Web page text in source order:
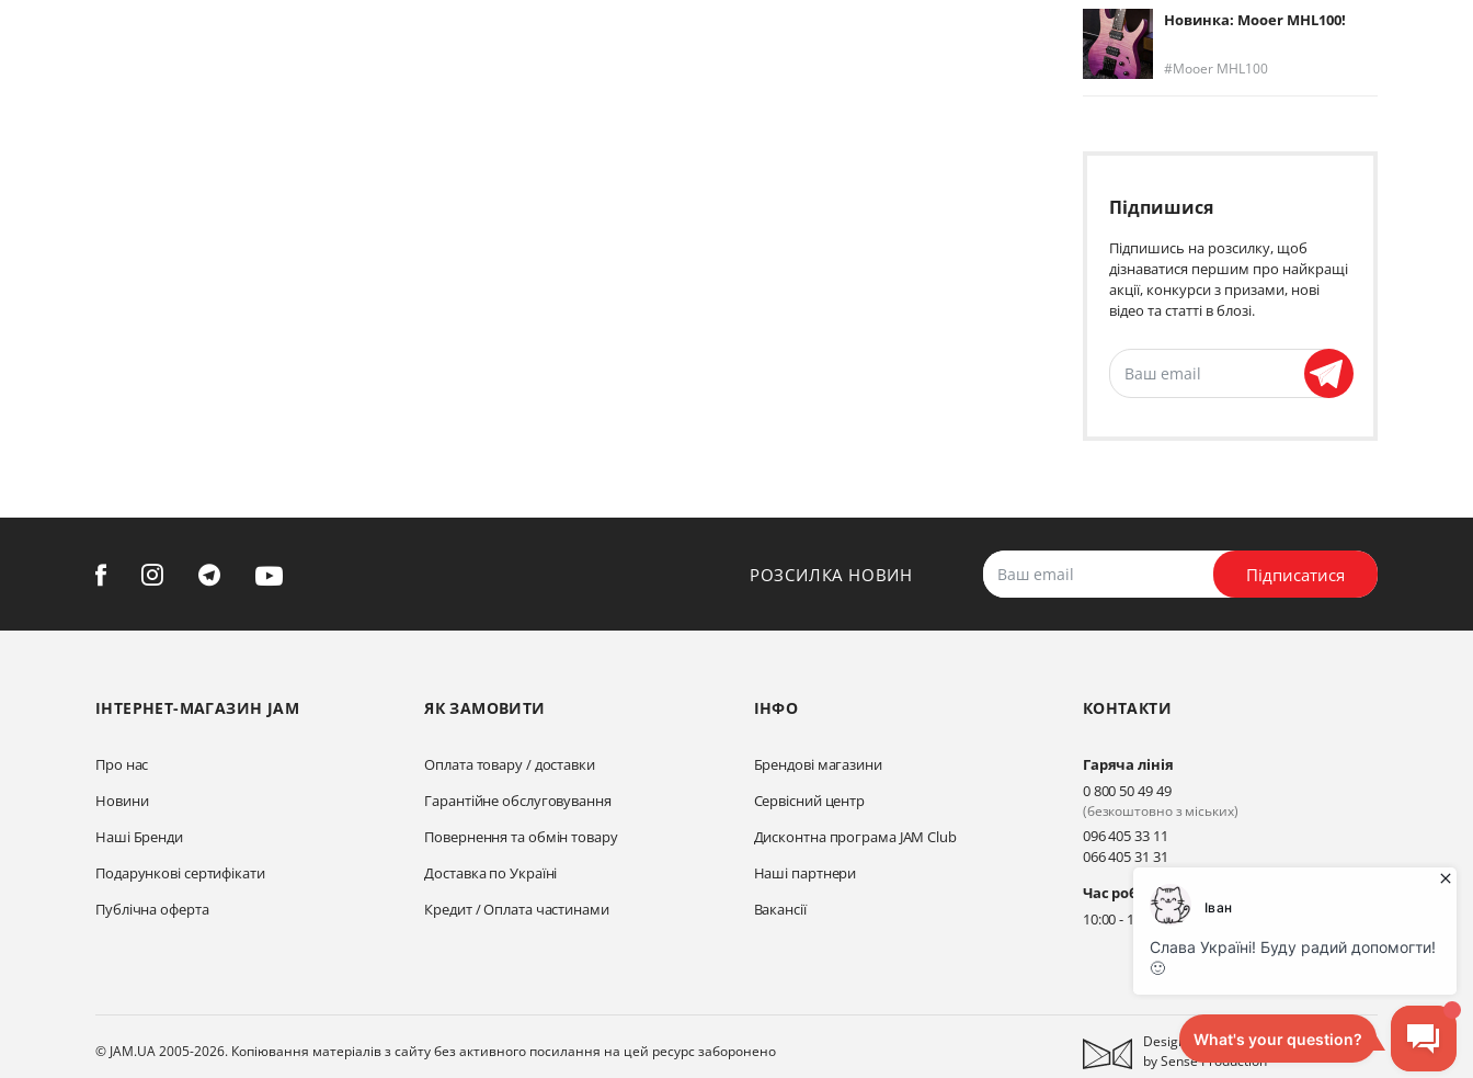
Новинка: Mooer MHL100!
Mooer MHL100
Підпишися
Підпишись на розсилку, щоб
дізнаватися першим про найкращі
акції, конкурси з призами, нові
відео та статті в блозі.
РОЗСИЛКА НОВИН Підписатися
ІНТЕРНЕТ-МАГАЗИН JAM
Про нас
Новини
Наші Бренди
Подарункові сертифікати
Публічна оферта
ЯК ЗАМОВИТИ
Оплата товару / доставки
Гарантійне обслуговування
Повернення та обмін товару
Доставка по Україні
Кредит / Оплата частинами
ІНФО
Брендові магазини
Сервісний центр
Дисконтна програма JAM Club
Наші партнери
Вакансії
КОНТАКТИ
Гаряча лінія
0 800 50 49 49
(безкоштовно з міських)
096 405 33 11
066 405 31 31
Час роботи гарячої лінії
10:00 - 18:00 (без вихідних)
© JAM.UA 2005-2026. Копіювання матеріалів з сайту без активного посилання на цей ресурс заборонено
Designed
bySense Production